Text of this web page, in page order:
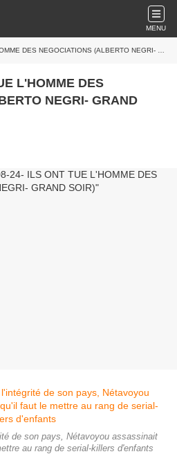
MENU
NEGOCIATIONS (ALBERTO NEGRI- GRAND SOIR)
L'HOMME DES
NEGRI- GRAND
de son pays, Nétavoyou assassinait
au rang de serial-killers d'enfants